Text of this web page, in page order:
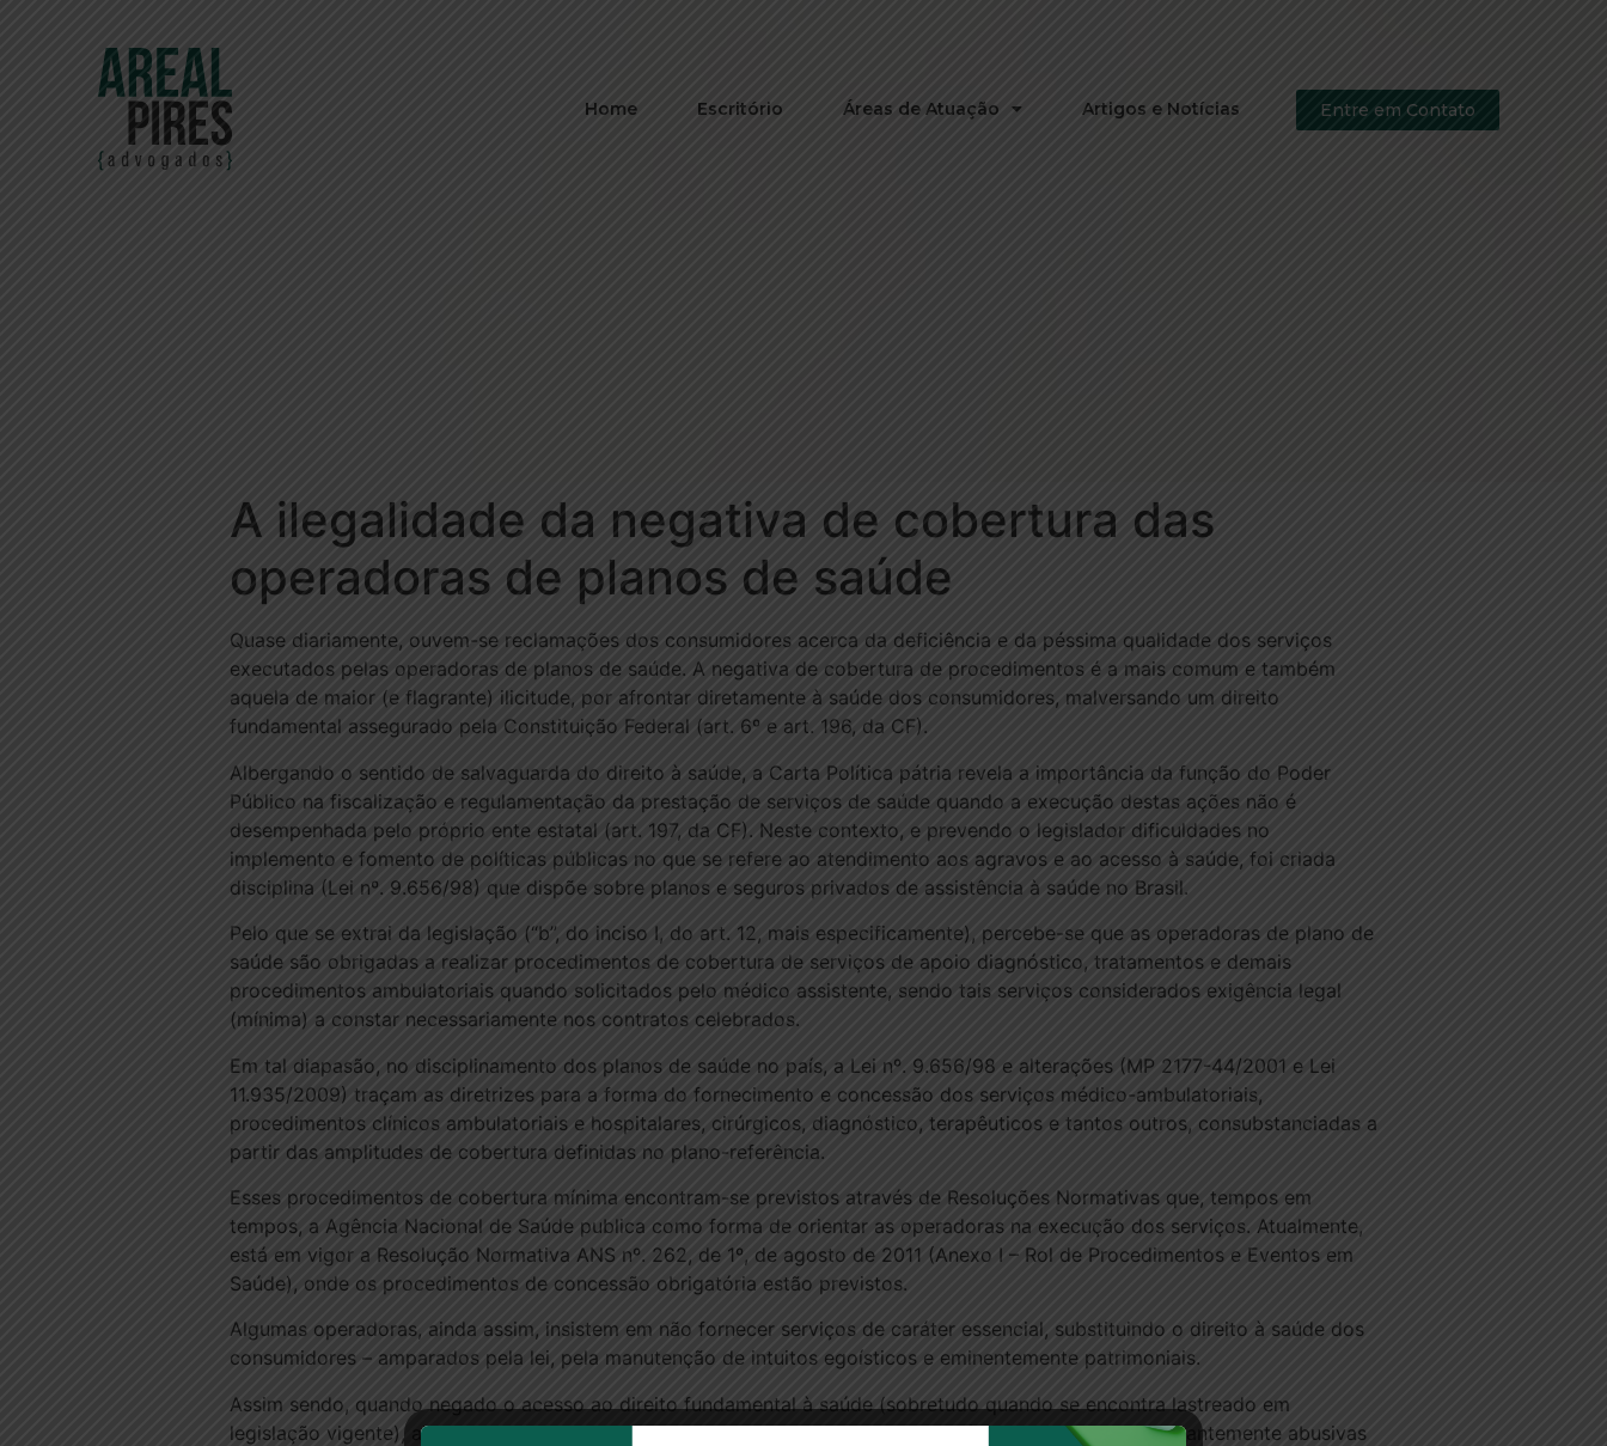
Home Escritório Áreas de Atuação Artigos e Notícias Entre em Contato
A ilegalidade da negativa de cobertura das
operadoras de planos de saúde
Quase diariamente, ouvem-se reclamações dos consumidores acerca da deficiência e da péssima qualidade dos serviços
executados pelas operadoras de planos de saúde. A negativa de cobertura de procedimentos é a mais comum e também
aquela de maior (e flagrante) ilicitude, por afrontar diretamente à saúde dos consumidores, malversando um direito
fundamental assegurado pela Constituição Federal (art. 6º e art. 196, da CF).
Albergando o sentido de salvaguarda do direito à saúde, a Carta Política pátria revela a importância da função do Poder
Público na fiscalização e regulamentação da prestação de serviços de saúde quando a execução destas ações não é
desempenhada pelo próprio ente estatal (art. 197, da CF). Neste contexto, e prevendo o legislador dificuldades no
implemento e fomento de políticas públicas no que se refere ao atendimento aos agravos e ao acesso à saúde, foi criada
disciplina (Lei nº. 9.656/98) que dispõe sobre planos e seguros privados de assistência à saúde no Brasil.
Pelo que se extrai da legislação (“b”, do inciso I, do art. 12, mais especificamente), percebe-se que as operadoras de plano de
saúde são obrigadas a realizar procedimentos de cobertura de serviços de apoio diagnóstico, tratamentos e demais
procedimentos ambulatoriais quando solicitados pelo médico assistente, sendo tais serviços considerados exigência legal
(mínima) a constar necessariamente nos contratos celebrados.
Em tal diapasão, no disciplinamento dos planos de saúde no país, a Lei nº. 9.656/98 e alterações (MP 2177-44/2001 e Lei
11.935/2009) traçam as diretrizes para a forma do fornecimento e concessão dos serviços médico-ambulatoriais,
procedimentos clínicos ambulatoriais e hospitalares, cirúrgicos, diagnóstico, terapêuticos e tantos outros, consubstanciadas a
partir das amplitudes de cobertura definidas no plano-referência.
Esses procedimentos de cobertura mínima encontram-se previstos através de Resoluções Normativas que, tempos em
tempos, a Agência Nacional de Saúde publica como forma de orientar as operadoras na execução dos serviços. Atualmente,
está em vigor a Resolução Normativa ANS nº. 262, de 1º, de agosto de 2011 (Anexo I – Rol de Procedimentos e Eventos em
Saúde), onde os procedimentos de concessão obrigatória estão previstos.
Algumas operadoras, ainda assim, insistem em não fornecer serviços de caráter essencial, substituindo o direito à saúde dos
consumidores – amparados pela lei, pela manutenção de intuitos egoísticos e eminentemente patrimoniais.
Assim sendo, quando negado o acesso ao direito fundamental à saúde (sobretudo quando se encontra lastreado em
legislação vigente), ainda mais potencializado, como muitas vezes ocorre, por cláusulas contratuais flagrantemente abusivas